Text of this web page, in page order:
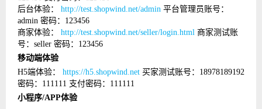
后台体验：
http://test.shopwind.net/admin 平台管理员账号：
admin 密码：123456
商家体验：
http://test.shopwind.net/seller/login.html 商家测试账
号：seller 密码：123456
移动端体验
H5端体验：
https://h5.shopwind.net 买家测试账号：18978189192
密码：111111 支付密码：111111
小程序/APP体验